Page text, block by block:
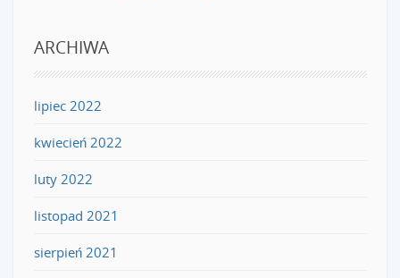
ARCHIWA
lipiec 2022
kwiecień 2022
luty 2022
listopad 2021
sierpień 2021